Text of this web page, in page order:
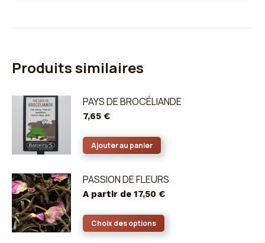
Produits similaires
PAYS DE BROCÉLIANDE
7,65 €
Ajouter au panier
PASSION DE FLEURS
A partir de 17,50 €
Choix des options
produit